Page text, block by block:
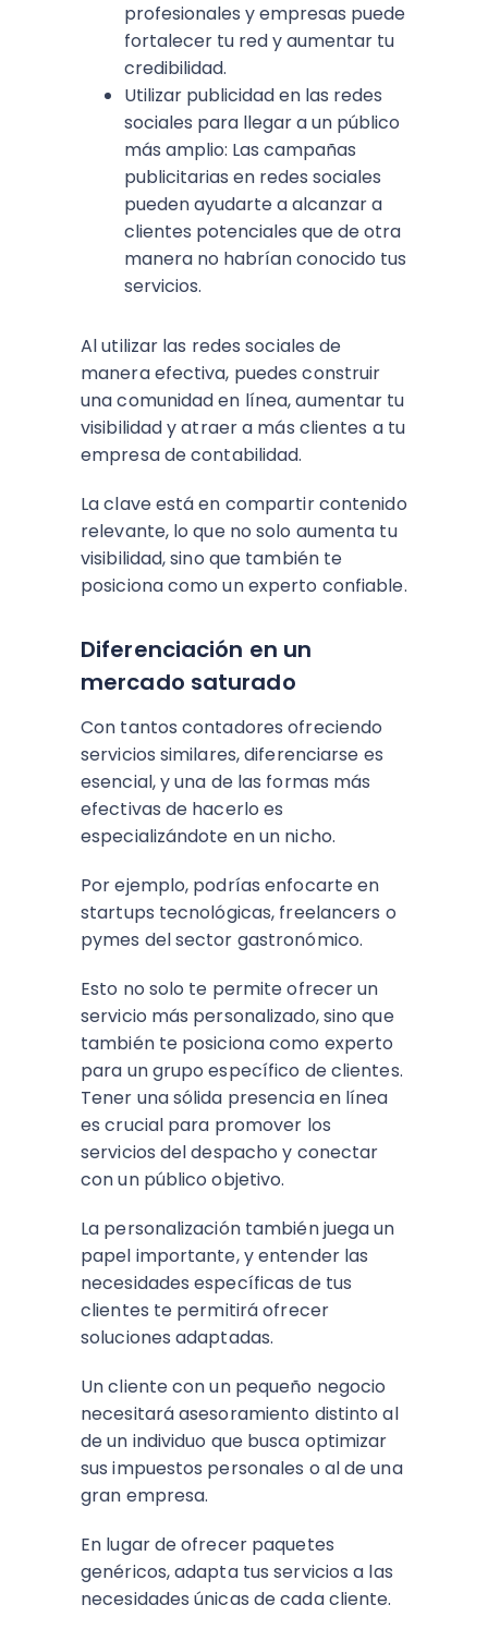
profesionales y empresas puede
fortalecer tu red y aumentar tu
credibilidad.
Utilizar publicidad en las redes
sociales para llegar a un público
más amplio: Las campañas
publicitarias en redes sociales
pueden ayudarte a alcanzar a
clientes potenciales que de otra
manera no habrían conocido tus
servicios.
Al utilizar las redes sociales de
manera efectiva, puedes construir
una comunidad en línea, aumentar tu
visibilidad y atraer a más clientes a tu
empresa de contabilidad.
La clave está en compartir contenido
relevante, lo que no solo aumenta tu
visibilidad, sino que también te
posiciona como un experto confiable.
Diferenciación en un
mercado saturado
Con tantos contadores ofreciendo
servicios similares, diferenciarse es
esencial, y una de las formas más
efectivas de hacerlo es
especializándote en un nicho.
Por ejemplo, podrías enfocarte en
startups tecnológicas, freelancers o
pymes del sector gastronómico.
Esto no solo te permite ofrecer un
servicio más personalizado, sino que
también te posiciona como experto
para un grupo específico de clientes.
Tener una sólida presencia en línea
es crucial para promover los
servicios del despacho y conectar
con un público objetivo.
La personalización también juega un
papel importante, y entender las
necesidades específicas de tus
clientes te permitirá ofrecer
soluciones adaptadas.
Un cliente con un pequeño negocio
necesitará asesoramiento distinto al
de un individuo que busca optimizar
sus impuestos personales o al de una
gran empresa.
En lugar de ofrecer paquetes
genéricos, adapta tus servicios a las
necesidades únicas de cada cliente.